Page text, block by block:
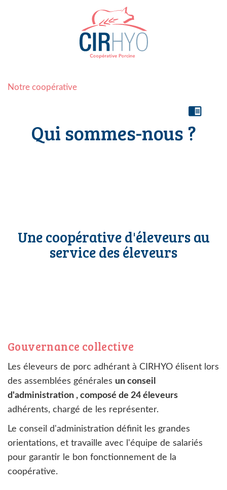
Notre coopérative
chrome_reader_mode
Qui sommes-nous ?
Une coopérative d'éleveurs au
service des éleveurs
Gouvernance collective
Les éleveurs de porc adhérant à CIRHYO élisent lors
des assemblées générales un conseil
d'administration , composé de 24 éleveurs
adhérents, chargé de les représenter.
Le conseil d'administration définit les grandes
orientations, et travaille avec l'équipe de salariés
pour garantir le bon fonctionnement de la
coopérative.